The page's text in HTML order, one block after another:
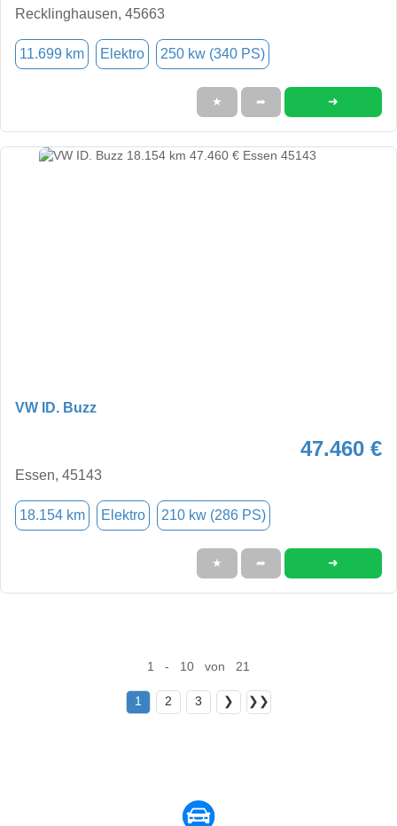
Recklinghausen, 45663
11.699 km Elektro 250 kw (340 PS)
★ ➦ ➜
VW ID. Buzz
47.460 €
Essen, 45143
18.154 km Elektro 210 kw (286 PS)
★ ➦ ➜
1 - 10 von 21
1 2 3 ❯ ❯❯